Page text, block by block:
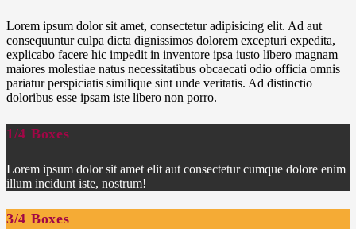
Lorem ipsum dolor sit amet, consectetur adipisicing elit. Ad aut
consequuntur culpa dicta dignissimos dolorem excepturi expedita,
explicabo facere hic impedit in inventore ipsa iusto libero magnam
maiores molestiae natus necessitatibus obcaecati odio officia omnis
pariatur perspiciatis similique sint unde veritatis. Ad distinctio
doloribus esse ipsam iste libero non porro.
1/4 Boxes
Lorem ipsum dolor sit amet elit aut consectetur cumque dolore enim
illum incidunt iste, nostrum!
3/4 Boxes